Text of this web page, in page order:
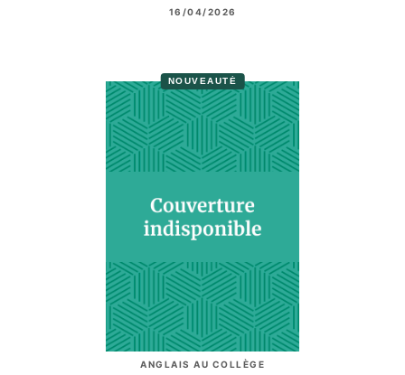
16/04/2026
NOUVEAUTÉ
ANGLAIS AU COLLÈGE